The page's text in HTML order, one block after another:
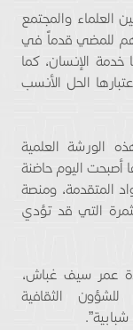
والمجتمع
لهم للمضي قدماً في
الإنسان، كما
الحل الأنسب
الورشة العلمية
أصبحت اليوم حاضنة
المتقدمة، ومنصة
التي قد تؤدي
عمر سيف غباش،
الثقافية